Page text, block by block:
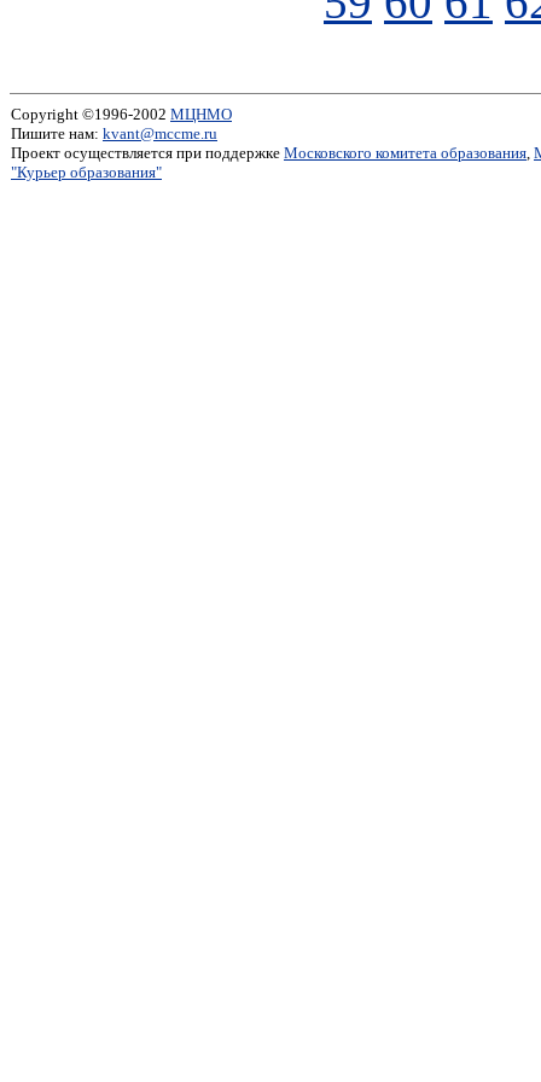
Copyright ©1996-2002 МЦНМО
Пишите нам: kvant@mccme.ru
Проект осуществляется при поддержке Московского комитета образования,
"Курьер образования"